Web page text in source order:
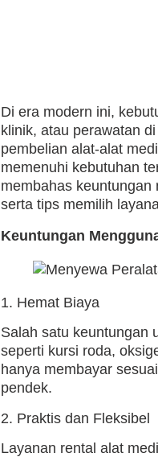
Di era modern ini,
klinik, atau perawatan
pembelian alat-alat
memenuhi kebutuhan
membahas
serta tips memilih
Keuntungan
1. Hemat Biaya
Salah satu keuntungan
seperti kursi roda,
hanya membayar
pendek.
2. Praktis dan Fleksibel
Layanan rental alat